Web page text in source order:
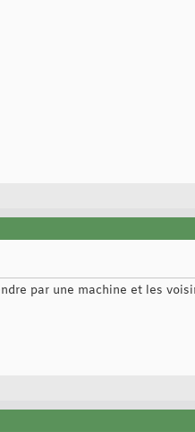
par une machine et les